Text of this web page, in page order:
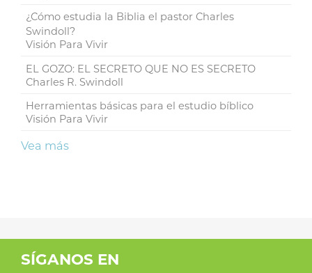
¿Cómo estudia la Biblia el pastor Charles
Swindoll?
Visión Para Vivir
EL GOZO: EL SECRETO QUE NO ES SECRETO
Charles R. Swindoll
Herramientas básicas para el estudio bíblico
Visión Para Vivir
Vea más
SÍGANOS EN